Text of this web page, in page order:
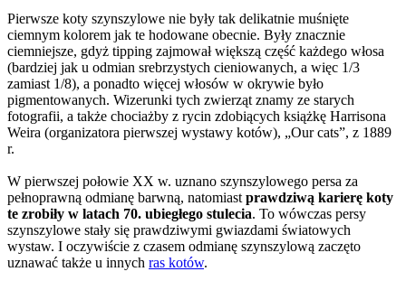
Pierwsze koty szynszylowe nie były tak delikatnie muśnięte
ciemnym kolorem jak te hodowane obecnie. Były znacznie
ciemniejsze, gdyż tipping zajmował większą część każdego włosa
(bardziej jak u odmian srebrzystych cieniowanych, a więc 1/3
zamiast 1/8), a ponadto więcej włosów w okrywie było
pigmentowanych. Wizerunki tych zwierząt znamy ze starych
fotografii, a także chociażby z rycin zdobiących książkę Harrisona
Weira (organizatora pierwszej wystawy kotów), „Our cats”, z 1889
r.
W pierwszej połowie XX w. uznano szynszylowego persa za
pełnoprawną odmianę barwną, natomiast prawdziwą karierę koty
te zrobiły w latach 70. ubiegłego stulecia. To wówczas persy
szynszylowe stały się prawdziwymi gwiazdami światowych
wystaw. I oczywiście z czasem odmianę szynszylową zaczęto
uznawać także u innych ras kotów.